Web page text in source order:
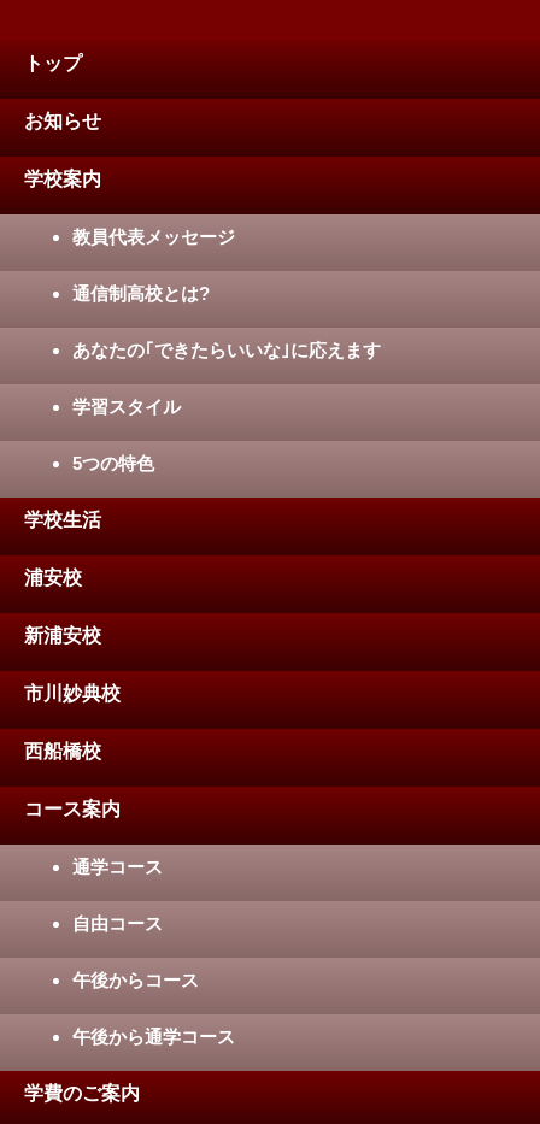
トップ
お知らせ
学校案内
教員代表メッセージ
通信制高校とは?
あなたの｢できたらいいな｣に応えます
学習スタイル
5つの特色
学校生活
浦安校
新浦安校
市川妙典校
西船橋校
コース案内
通学コース
自由コース
午後からコース
午後から通学コース
学費のご案内